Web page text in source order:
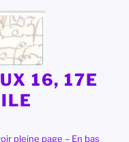
16, 17E
pleine page – En bas